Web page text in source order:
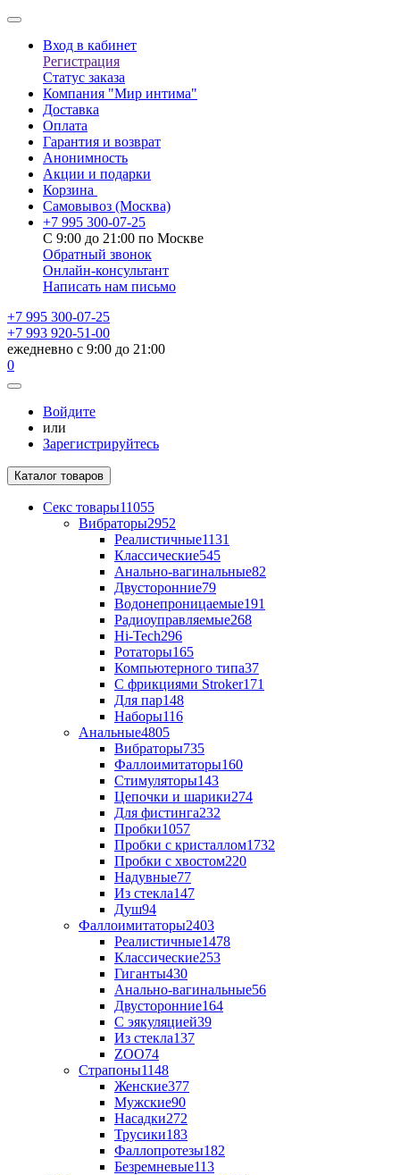
Вход в кабинет
Регистрация
Статус заказа
Компания "Мир интима"
Доставка
Оплата
Гарантия и возврат
Анонимность
Акции и подарки
Корзина
Самовывоз (Москва)
+7 995 300-07-25
С 9:00 до 21:00 по Москве
Обратный звонок
Онлайн-консультант
Написать нам письмо
+7 995 300-07-25
+7 993 920-51-00
ежедневно с 9:00 до 21:00
0
Войдите
или
Зарегистрируйтесь
Каталог товаров
Секс товары11055
Вибраторы2952
Реалистичные1131
Классические545
Анально-вагинальные82
Двусторонние79
Водонепроницаемые191
Радиоуправляемые268
Hi-Tech296
Ротаторы165
Компьютерного типа37
С фрикциями Stroker171
Для пар148
Наборы116
Анальные4805
Вибраторы735
Фаллоимитаторы160
Стимуляторы143
Цепочки и шарики274
Для фистинга232
Пробки1057
Пробки с кристаллом1732
Пробки с хвостом220
Надувные77
Из стекла147
Душ94
Фаллоимитаторы2403
Реалистичные1478
Классические253
Гиганты430
Анально-вагинальные56
Двусторонние164
С эякуляцией39
Из стекла137
ZOO74
Страпоны1148
Женские377
Мужские90
Насадки272
Трусики183
Фаллопротезы182
Безремневые113